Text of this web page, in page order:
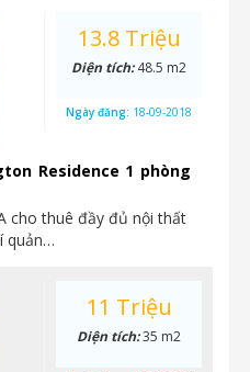
Residence 1 phòng
cho thuê đầy đủ nội thất
quản…
13.8 Triệu
Diện tích:48.5 m2
Ngày đăng: 18-09-2018
11 Triệu
Diện tích:35 m2